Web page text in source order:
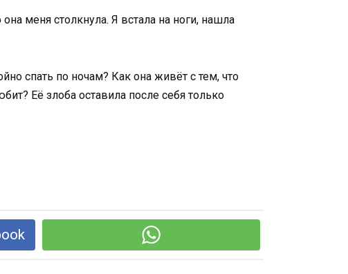
меня столкнула. Я встала на ноги, нашла
спать по ночам? Как она живёт с тем, что
Её злоба оставила после себя только